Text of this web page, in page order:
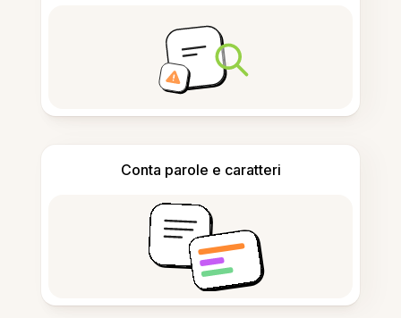
Conta parole e caratteri